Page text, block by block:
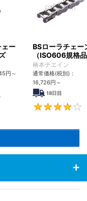
ー
円 ～
4
BSローラチェー
（ISO606規格
Bシリーズ）【
番、型番でリン
指定】
椿本チエイン
通常価格(税別)：
16,726円 ～
18日目